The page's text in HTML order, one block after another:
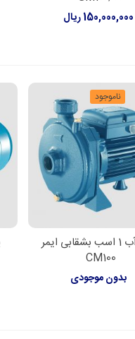
150,000,000 ریال
ناموجود
اطلاعات بیشتر
پمپ آب 1 اسب بشقابی ایمر
CM100
بدون موجودی